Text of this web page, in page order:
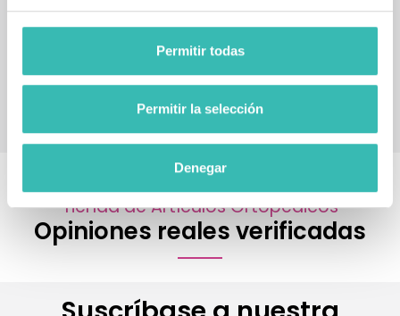
Permitir todas
Permitir la selección
Denegar
Tienda de Artículos Ortopédicos
Opiniones reales verificadas